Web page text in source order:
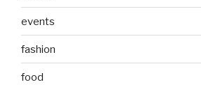
events
fashion
food